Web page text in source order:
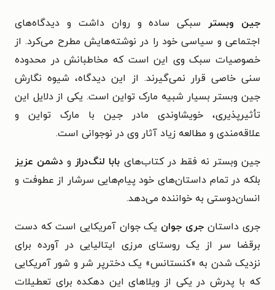
جین وبستر سبکی ساده و روان داشت و دیدگاه‌های
اجتماعی و سیاسی خود را در نوشته‌هایش مطرح می‌کرد. از
خصوصیات سبک وی این است که مخاطبانش در محدوده
سنی خاصی قرار نمی‌گیرند. از این دیدگاه، شیوه نگارش
جین وبستر بسیار شبیه مارک تواین است. یکی از دلایل این
تأثیرپذیری، خویشاوندی مادر جین با مارک تواین و
علاقه‌مندی و مطالعه زیاد آثار وی در نوجوانی است.
جین وبستر نه فقط در كتاب‌های بابا لنگ‌دراز و دشمن عزیز
بلكه در تمام داستان‌های خود پیام‌هایی سرشار از عطوفت و
انسان‌دوستی به خواننده می‌دهد.
جری داستان جری جوان یک جوان آمریکایی است که دست
برقضا سر از یک روستای مرزی ایتالیایی در آورده برای
نزدیک شدن به «کنستانس» یک دخترپر شر و شور آمریکایی
که با پدرش در یکی از ویلاهای این دهکده برای تعطیلات